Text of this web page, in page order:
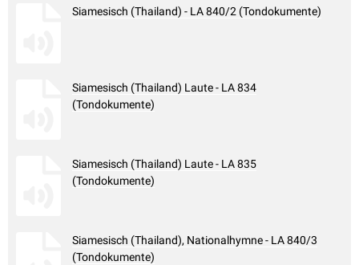
Siamesisch (Thailand) - LA 840/2 (Tondokumente)
Siamesisch (Thailand) Laute - LA 834
(Tondokumente)
Siamesisch (Thailand) Laute - LA 835
(Tondokumente)
Siamesisch (Thailand), Nationalhymne - LA 840/3
(Tondokumente)